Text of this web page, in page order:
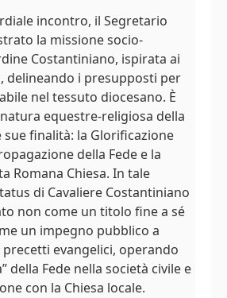
incontro, il Segretario
la missione socio-
Costantiniano, ispirata ai
delineando i presupposti per
nel tessuto diocesano. È
equestre-religiosa della
sue finalità: la Glorificazione
della Fede e la
Romana Chiesa. In tale
di Cavaliere Costantiniano
non come un titolo fine a sé
un impegno pubblico a
evangelici, operando
della Fede nella società civile e
con la Chiesa locale.